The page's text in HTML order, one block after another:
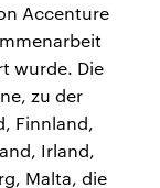
Accenture
wurde. Die
zu der
Finnland,
Irland,
Malta, die